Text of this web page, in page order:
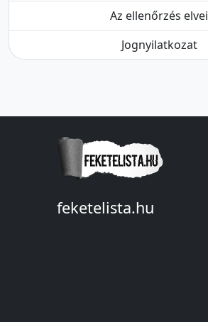
Az ellenőrzés elvei
Jognyilatkozat
feketelista.hu